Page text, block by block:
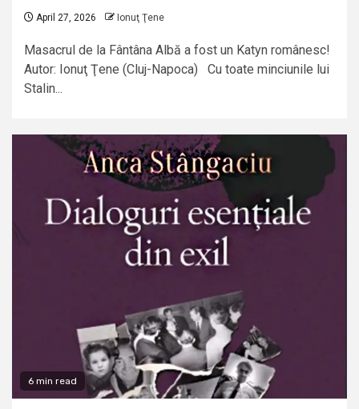
April 27, 2026 Ionuţ Ţene
Masacrul de la Fântâna Albă a fost un Katyn românesc!
Autor: Ionuţ Ţene (Cluj-Napoca) Cu toate minciunile lui
Stalin...
6 min read